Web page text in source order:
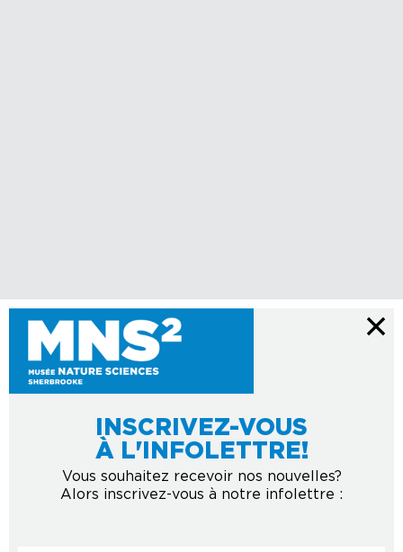
INSCRIVEZ-VOUS
À L'INFOLETTRE!
Vous souhaitez recevoir nos nouvelles?
Alors inscrivez-vous à notre infolettre :